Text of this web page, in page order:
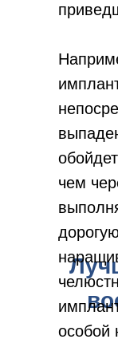
чем
особой